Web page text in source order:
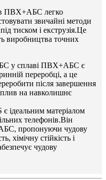
ПВХ+АБС легко
звичайні методи
тиском і екструзія.Це
виробництва точних
у сплаві ПВХ+АБС є
переробці, а це
після завершення
на навколишнє
ідеальним матеріалом
телефонів.Він
пропонуючи чудову
хімічну стійкість і
чудову